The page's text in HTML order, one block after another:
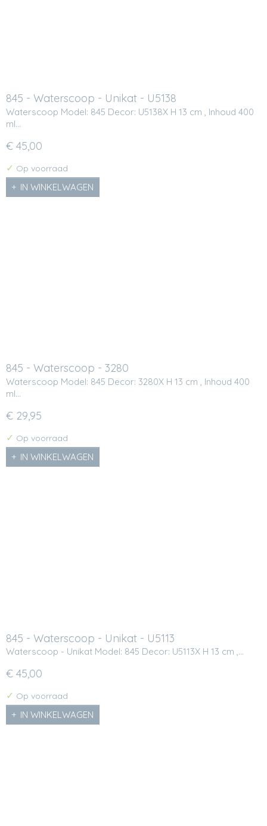
845 - Waterscoop - Unikat - U5138
Waterscoop Model: 845 Decor: U5138X H 13 cm , Inhoud 400
ml…
€ 45,00
✓ Op voorraad
IN WINKELWAGEN
845 - Waterscoop - 3280
Waterscoop Model: 845 Decor: 3280X H 13 cm , Inhoud 400
ml…
€ 29,95
✓ Op voorraad
IN WINKELWAGEN
845 - Waterscoop - Unikat - U5113
Waterscoop - Unikat Model: 845 Decor: U5113X H 13 cm ,…
€ 45,00
✓ Op voorraad
IN WINKELWAGEN